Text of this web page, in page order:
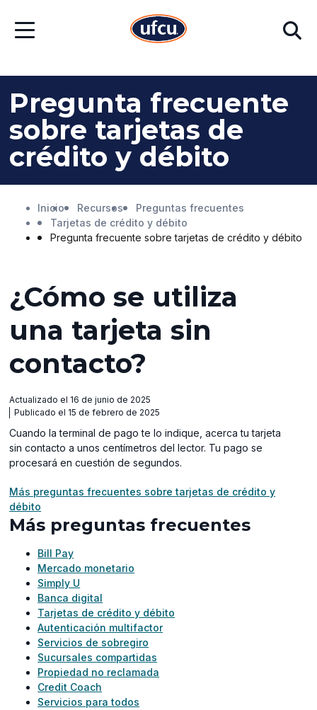
contenido
contenido
página
Abrir
Buscar
Pregunta frecuente
sobre tarjetas de
crédito y débito
Inicio Recursos
Preguntas frecuentes
Tarjetas de crédito y débito
Pregunta frecuente sobre tarjetas de crédito y débito
¿Cómo se utiliza
una tarjeta sin
contacto?
Actualizado el 16 de junio de 2025
Publicado el 15 de febrero de 2025
Cuando la terminal de pago te lo indique, acerca tu tarjeta
sin contacto a unos centímetros del lector. Tu pago se
procesará en cuestión de segundos.
Más preguntas frecuentes sobre tarjetas de crédito y
débito
Más preguntas frecuentes
Bill Pay
Mercado monetario
Simply U
Banca digital
Tarjetas de crédito y débito
Autenticación multifactor
Servicios de sobregiro
Sucursales compartidas
Propiedad no reclamada
Credit Coach
Servicios para todos